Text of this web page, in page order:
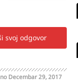
svoj odgovor
Decembar 29, 2017